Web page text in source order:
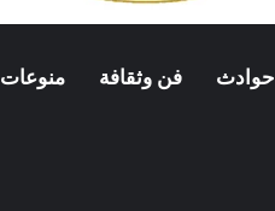
حوادث فن وثقافة منوعات